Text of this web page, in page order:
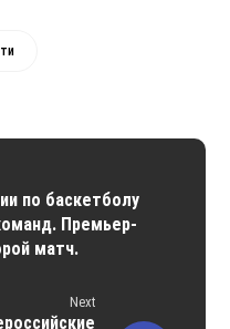
по баскетболу
Премьер-
матч.
Next